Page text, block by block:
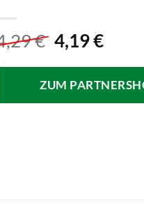
€
war:
4,29 €
4,19€
ist:
4,19
ZUM